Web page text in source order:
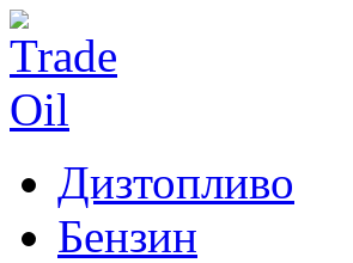
Дизтопливо
Бензин